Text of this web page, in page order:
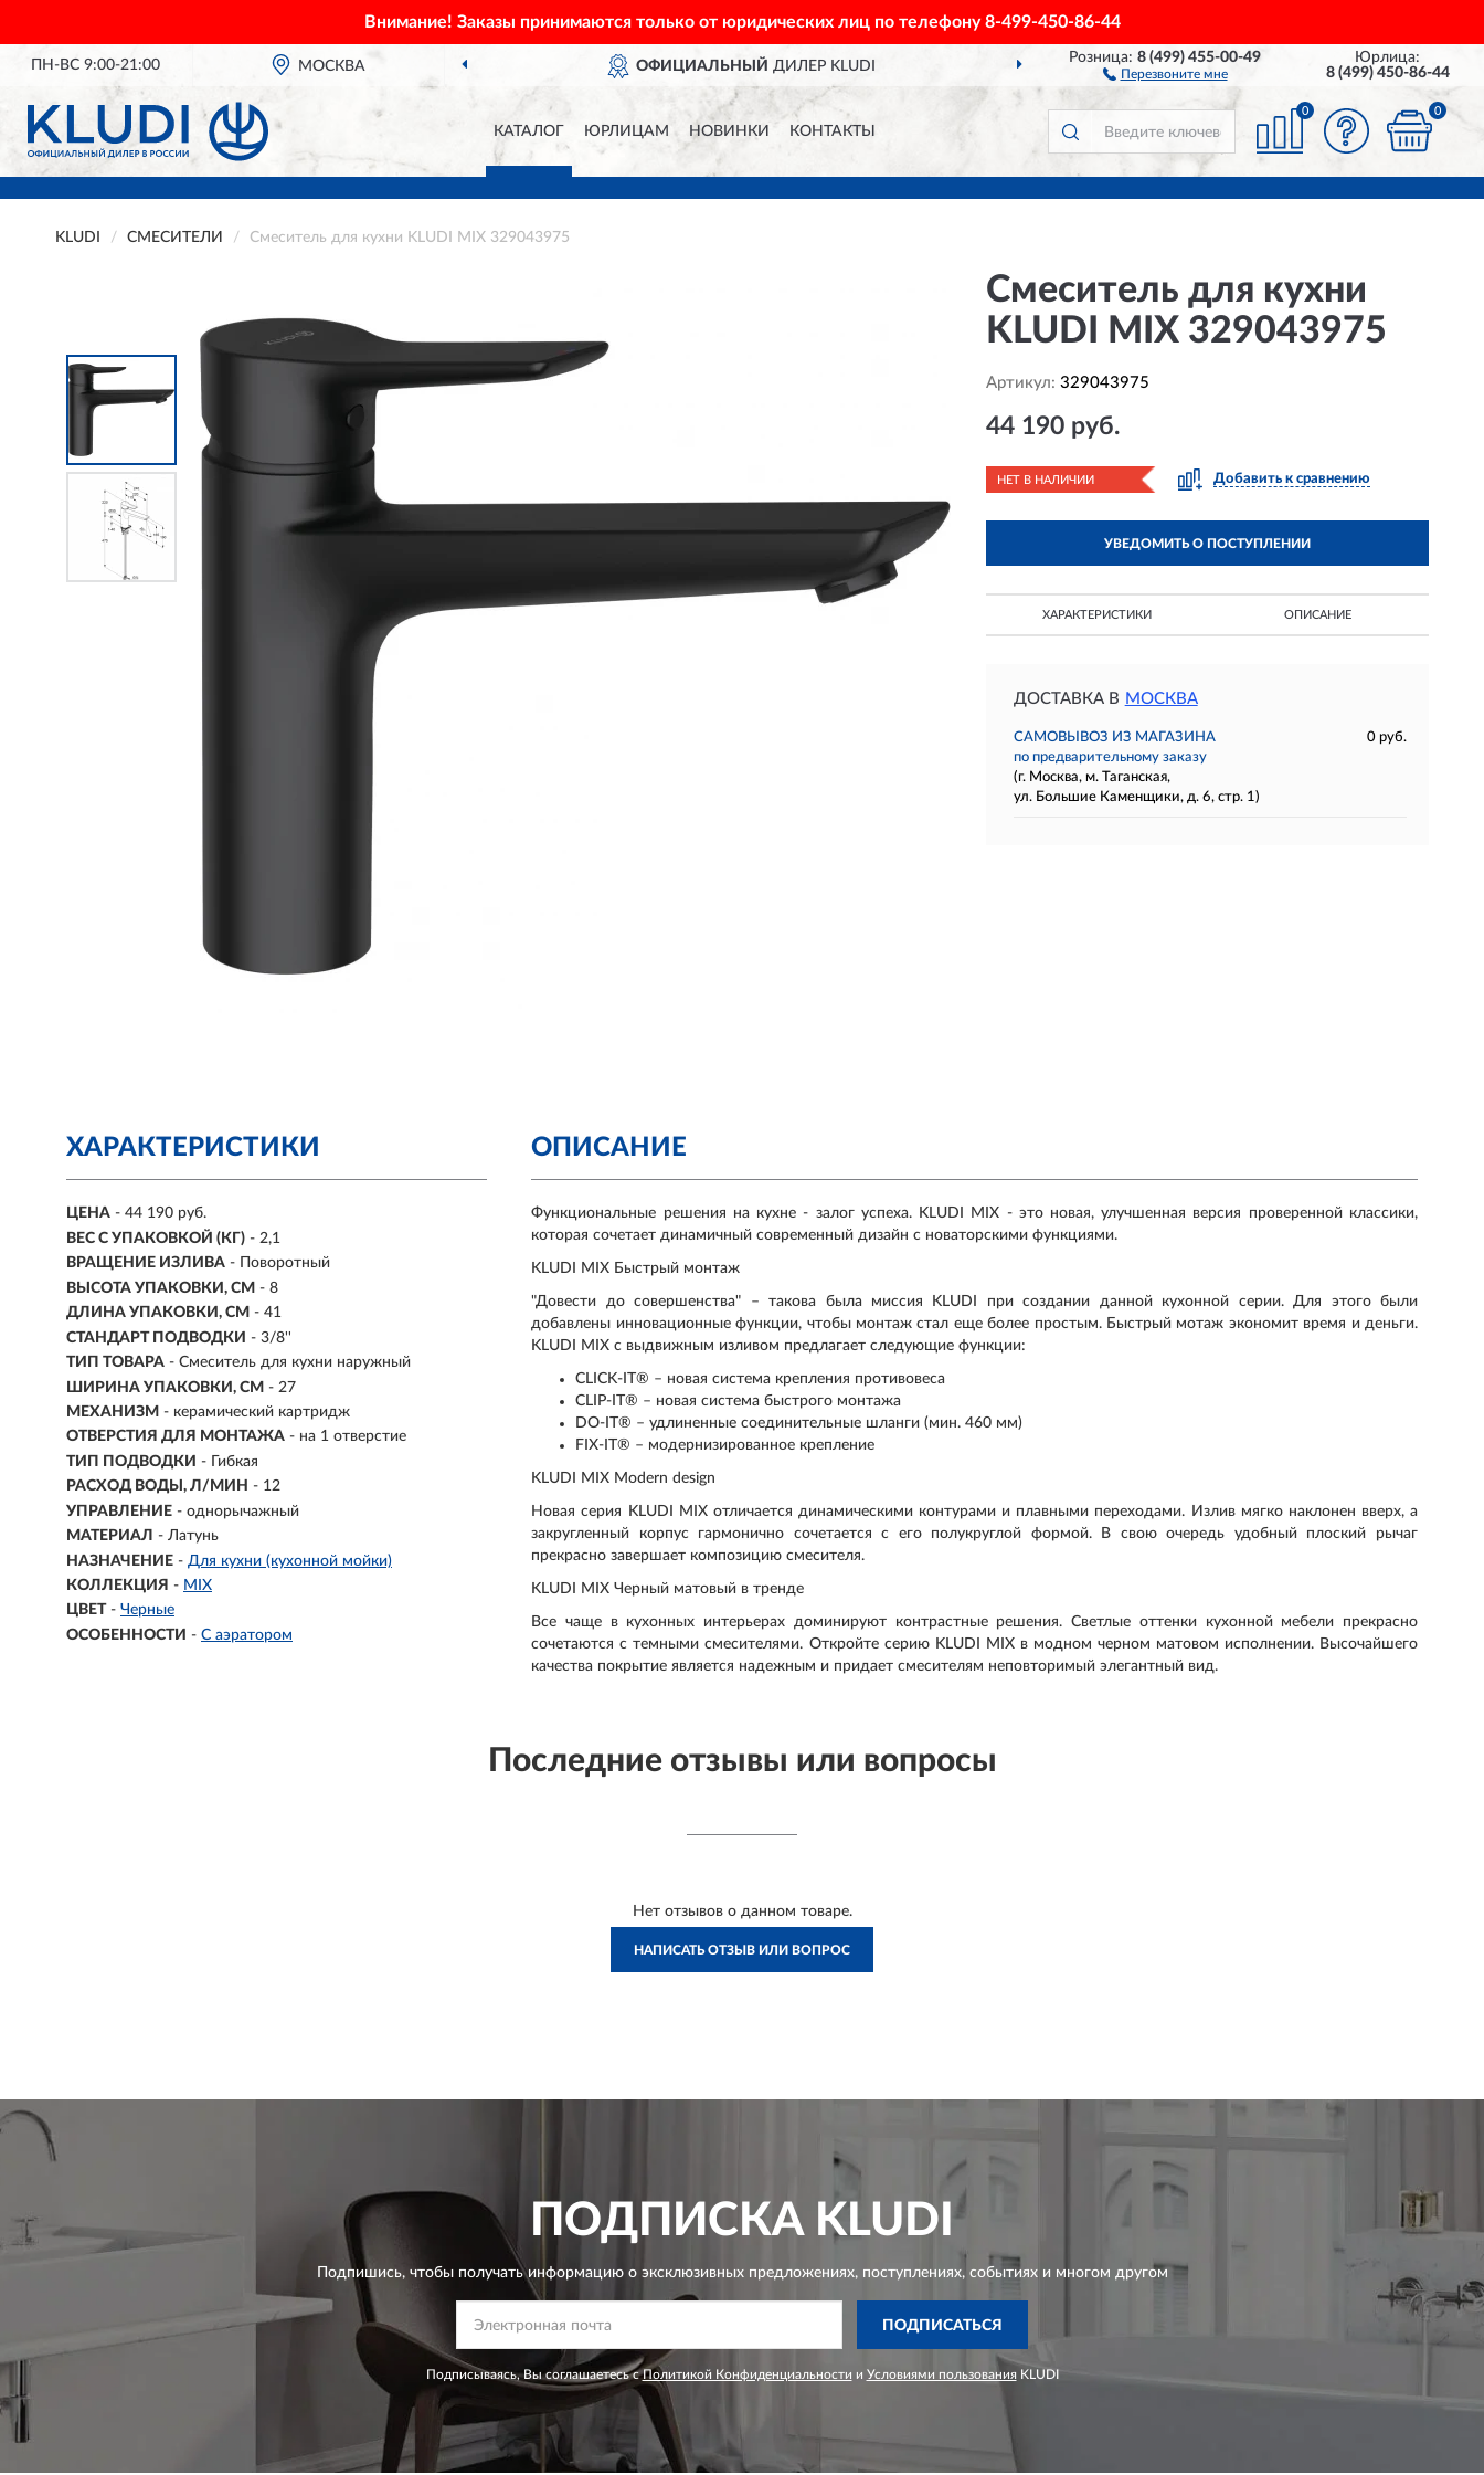
Внимание! Заказы принимаются только от юридических лиц по телефону8-499-450-86-44
ПН-ВС 9:00-21:00 МОСКВА ОФИЦИАЛЬНЫЙ ДИЛЕР KLUDI ДОСТАВИМ ПО ВСЕЙ РОССИИ
Розница:8 (499) 455-00-49
Перезвоните мне
Юрлица:
8 (499) 450-86-44
КАТАЛОГ ЮРЛИЦАМ НОВИНКИ КОНТАКТЫ
0 0
KLUDI СМЕСИТЕЛИ Смеситель для кухни KLUDI MIX 329043975
Смеситель для кухни
KLUDI MIX 329043975
Артикул: 329043975
44 190 руб.
НЕТ В НАЛИЧИИ Добавить к сравнению
УВЕДОМИТЬ О ПОСТУПЛЕНИИ
ХАРАКТЕРИСТИКИ ОПИСАНИЕ
ДОСТАВКА В МОСКВА
САМОВЫВОЗ ИЗ МАГАЗИНА
0 руб.
по предварительному заказу
(г. Москва, м. Таганская,
ул. Большие Каменщики, д. 6, стр. 1)
ХАРАКТЕРИСТИКИ
ЦЕНА - 44 190 руб.
ВЕС С УПАКОВКОЙ (КГ) - 2,1
ВРАЩЕНИЕ ИЗЛИВА - Поворотный
ВЫСОТА УПАКОВКИ, СМ - 8
ДЛИНА УПАКОВКИ, СМ - 41
СТАНДАРТ ПОДВОДКИ - 3/8''
ТИП ТОВАРА - Смеситель для кухни наружный
ШИРИНА УПАКОВКИ, СМ - 27
МЕХАНИЗМ - керамический картридж
ОТВЕРСТИЯ ДЛЯ МОНТАЖА - на 1 отверстие
ТИП ПОДВОДКИ - Гибкая
РАСХОД ВОДЫ, Л/МИН - 12
УПРАВЛЕНИЕ - однорычажный
МАТЕРИАЛ - Латунь
НАЗНАЧЕНИЕ - Для кухни (кухонной мойки)
КОЛЛЕКЦИЯ - MIX
ЦВЕТ - Черные
ОСОБЕННОСТИ - С аэратором
ОПИСАНИЕ
Функциональные решения на кухне - залог успеха. KLUDI MIX - это новая, улучшенная версия проверенной классики,
которая сочетает динамичный современный дизайн с новаторскими функциями.
KLUDI MIX Быстрый монтаж
"Довести до совершенства" – такова была миссия KLUDI при создании данной кухонной серии. Для этого были
добавлены инновационные функции, чтобы монтаж стал еще более простым. Быстрый мотаж экономит время и деньги.
KLUDI MIX с выдвижным изливом предлагает следующие функции:
CLICK-IT® – новая система крепления противовеса
CLIP-IT® – новая система быстрого монтажа
DO-IT® – удлиненные соединительные шланги (мин. 460 мм)
FIX-IT® – модернизированное крепление
KLUDI MIX Modern design
Новая серия KLUDI MIX отличается динамическими контурами и плавными переходами. Излив мягко наклонен вверх, а
закругленный корпус гармонично сочетается с его полукруглой формой. В свою очередь удобный плоский рычаг
прекрасно завершает композицию смесителя.
KLUDI MIX Черный матовый в тренде
Все чаще в кухонных интерьерах доминируют контрастные решения. Светлые оттенки кухонной мебели прекрасно
сочетаются с темными смесителями. Откройте серию KLUDI MIX в модном черном матовом исполнении. Высочайшего
качества покрытие является надежным и придает смесителям неповторимый элегантный вид.
Последние отзывы или вопросы
Нет отзывов о данном товаре.
НАПИСАТЬ ОТЗЫВ ИЛИ ВОПРОС
ПОДПИСКАKLUDI
Подпишись, чтобы получать информацию о эксклюзивных предложениях,поступлениях, событиях и многом другом
ПОДПИСАТЬСЯ
Подписываясь, Вы соглашаетесь сПолитикой Конфиденциальности и Условиями пользования KLUDI